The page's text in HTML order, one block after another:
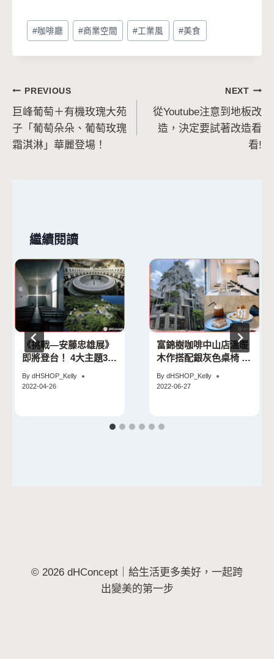
Post
Tags:
#咖啡廳 #商業空間 #工業風 #美食
文
章
導
PREVIOUS
巨峰葡萄＋有機玫瑰大苑
子「葡萄朵朵、葡萄玫瑰
霜淇淋」華麗登場！
NEXT
從Youtube注意到地板改
造，決定要試著改造看
看!
繼續閱讀
《挑戰—安藤忠雄展》
即將登台！ 4大主題300
堂」經典重現
By dHSHOP_Kelly
2022-04-26
富錦樹咖啡中山店溫暖
木作搭配銀灰色桌椅 融
時髦酒吧!
By dHSHOP_Kelly
2022-06-27
© 2026 dHConcept｜給生活更多美好，一起跨
出變美的第一步